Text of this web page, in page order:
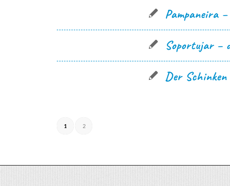
Pampaneira
Soportujar –
Der
1 2